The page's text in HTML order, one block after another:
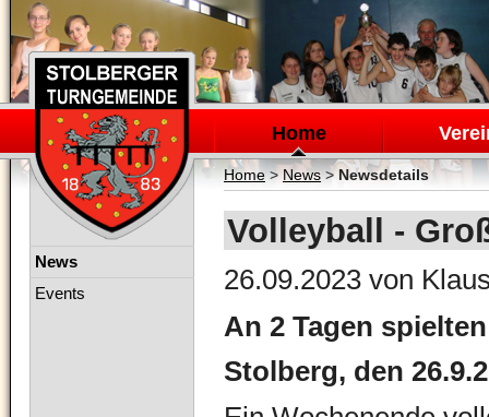
Navigation
überspringen
Home
Home> News>Newsdetails
Volleyball -
26.09.2023 von
An 2 Tagen
Stolberg, den
Navigation
News
Events